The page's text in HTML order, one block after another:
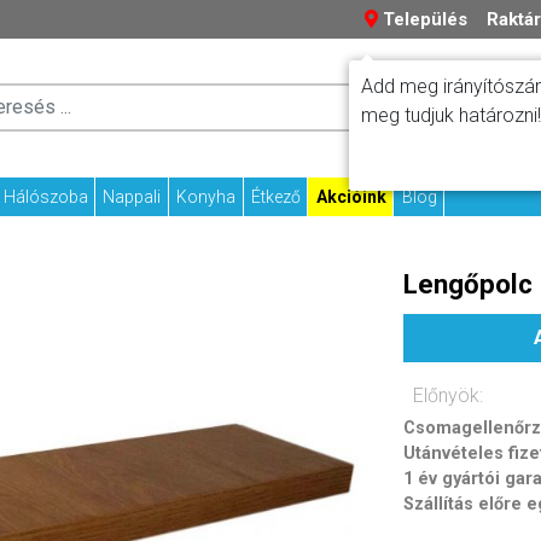
Település
Fizetési
Hálószoba Nappali Konyha Étkező Akcióink Blog
Lengőpolc
Előnyök:
Utánvételes
1 év gyártói
Szállítás előre
Add meg
meg tudjuk határozni!